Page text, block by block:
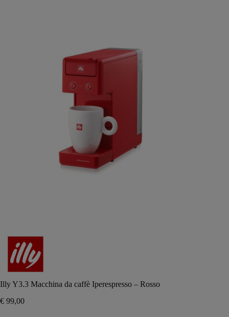
Illy Y3.3 Macchina da caffè Iperespresso – Rosso
€ 99,00